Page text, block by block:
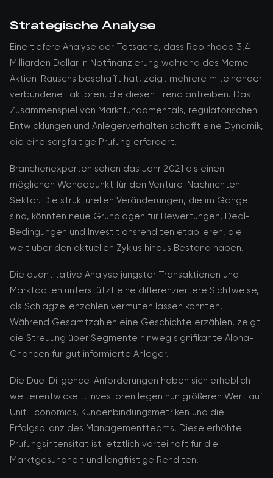
Strategische Analyse
Eine tiefere Analyse der Tatsache, dass Robinhood 3,4
Milliarden Dollar in Notfinanzierung während des Meme-
Aktien-Rauschs beschafft hat, zeigt mehrere miteinander
verbundene Faktoren, die diesen Trend antreiben. Das
Zusammenspiel von Marktfundamentals, regulatorischen
Entwicklungen und Anlegerverhalten schafft eine Dynamik,
die eine sorgfältige Prüfung erfordert.
Branchenexperten sehen das Jahr 2021 als einen
möglichen Wendepunkt für den Venture-Nachrichten-
Sektor. Die strukturellen Veränderungen, die im Gange
sind, könnten neue Grundlagen für Bewertungen, Deal-
Bedingungen und Investitionsrenditen etablieren, die
weit über den aktuellen Zyklus hinaus Bestand haben.
Die quantitative Analyse jüngster Transaktionen und
Marktdaten unterstützt eine differenziertere Sichtweise,
als Schlagzeilenzahlen vermuten lassen könnten.
Während Gesamtzahlen eine Geschichte erzählen, zeigt
die Streuung über Segmente hinweg signifikante Alpha-
Chancen für gut informierte Anleger.
Die Due-Diligence-Anforderungen haben sich erheblich
weiterentwickelt. Investoren legen nun größeren Wert auf
Unit Economics, Kundenbindungsmetriken und die
Erfolgsbilanz des Managementteams. Diese erhöhte
Prüfungsintensität ist letztlich vorteilhaft für die
Marktgesundheit und langfristige Renditen.